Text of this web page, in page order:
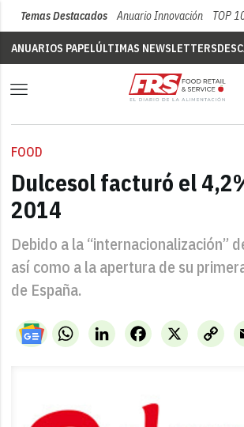
Temas Destacados Anuario Innovación TOP
ANUARIOS PAPELÚLTIMAS NEWSLETTERS
FOOD
Dulcesol facturó el
2014
Debido a la “internacionalización”
así como a la apertura de su
de España.
WhatsAppLinkedIn X
Facebook
Link